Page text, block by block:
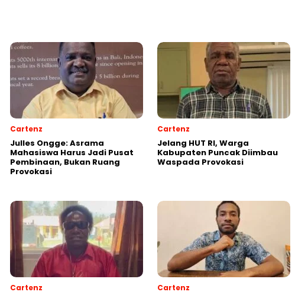
Cartenz
Julles Ongge: Asrama
Mahasiswa Harus Jadi Pusat
Pembinaan, Bukan Ruang
Provokasi
Cartenz
Jelang HUT RI, Warga
Kabupaten Puncak Diimbau
Waspada Provokasi
Cartenz Cartenz